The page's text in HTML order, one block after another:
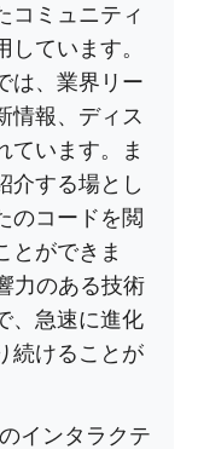
コミュニティ
ています。
は、業界リー
情報、ディス
ています。ま
介する場とし
のコードを閲
とができま
力のある技術
、急速に進化
続けることが
インタラクテ